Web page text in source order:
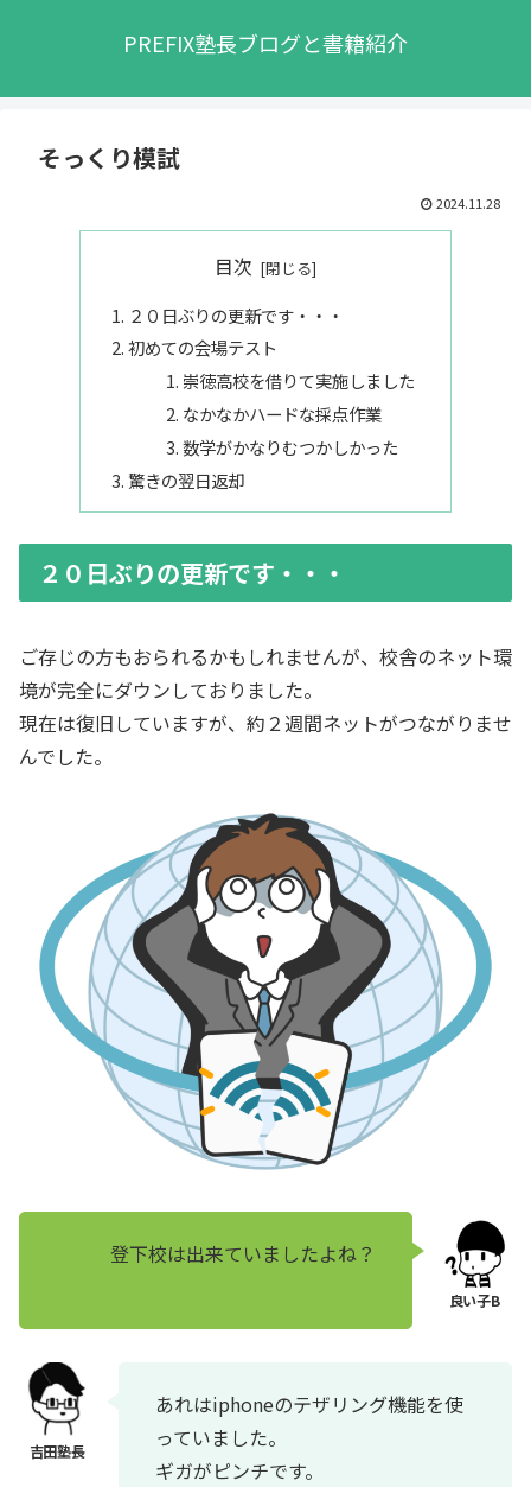
PREFIX塾長ブログと書籍紹介
そっくり模試
2024.11.28
目次
２０日ぶりの更新です・・・
初めての会場テスト
崇徳高校を借りて実施しました
なかなかハードな採点作業
数学がかなりむつかしかった
驚きの翌日返却
２０日ぶりの更新です・・・
ご存じの方もおられるかもしれませんが、校舎のネット環
境が完全にダウンしておりました。
現在は復旧していますが、約２週間ネットがつながりませ
んでした。
登下校は出来ていましたよね？
あれはiphoneのテザリング機能を使
っていました。
ギガがピンチです。